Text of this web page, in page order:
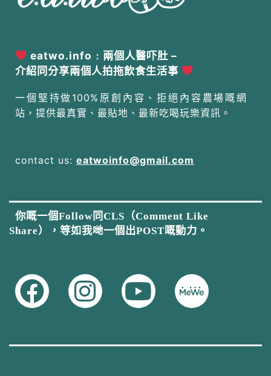
eatwo.info﹕兩個人醫吓肚 –
介紹同分享兩個人拍拖飲食生活事
一個堅持做100%原創內容、拒絕內容農場嘅網
站，提供最真實、最貼地、最新吃喝玩樂資訊。
contact us: eatwoinfo@gmail.com
你嘅一個Follow同CLS（Comment Like
Share），等如我哋一個出POST嘅動力。